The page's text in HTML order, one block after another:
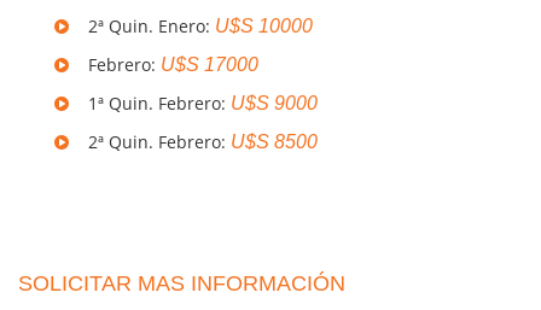
2ª Quin. Enero: U$S 10000
Febrero: U$S 17000
1ª Quin. Febrero: U$S 9000
2ª Quin. Febrero: U$S 8500
SOLICITAR MAS INFORMACIÓN